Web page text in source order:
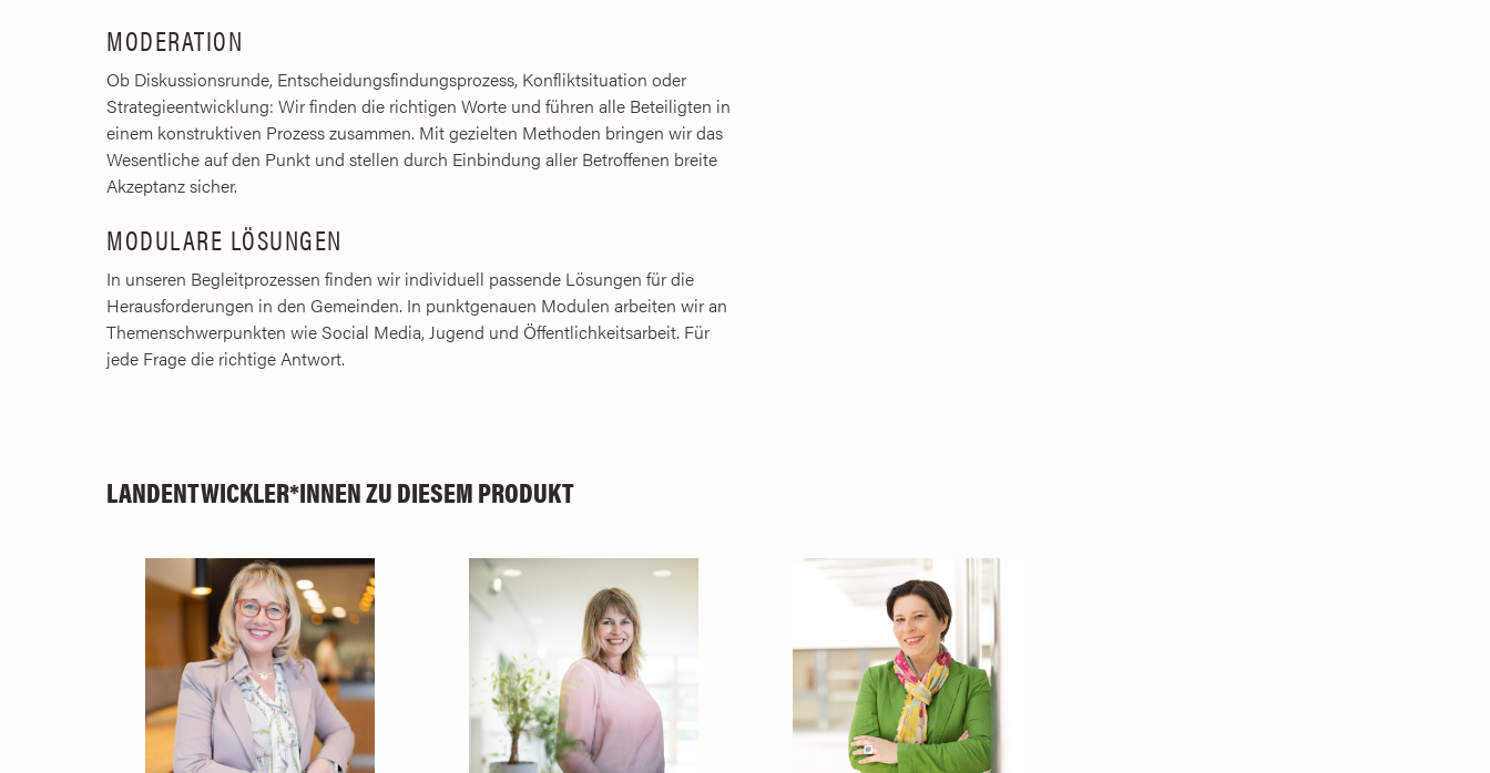
MODERATION
Ob Diskussionsrunde, Entscheidungsfindungsprozess, Konfliktsituation oder
Strategieentwicklung: Wir finden die richtigen Worte und führen alle Beteiligten in
einem konstruktiven Prozess zusammen. Mit gezielten Methoden bringen wir das
Wesentliche auf den Punkt und stellen durch Einbindung aller Betroffenen breite
Akzeptanz sicher.
MODULARE LÖSUNGEN
In unseren Begleitprozessen finden wir individuell passende Lösungen für die
Herausforderungen in den Gemeinden. In punktgenauen Modulen arbeiten wir an
Themenschwerpunkten wie Social Media, Jugend und Öffentlichkeitsarbeit. Für
jede Frage die richtige Antwort.
LANDENTWICKLER*INNEN ZU DIESEM PRODUKT